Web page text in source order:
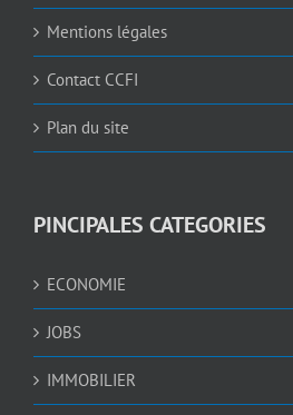
Mentions légales
Contact CCFI
Plan du site
PINCIPALES CATEGORIES
ECONOMIE
JOBS
IMMOBILIER